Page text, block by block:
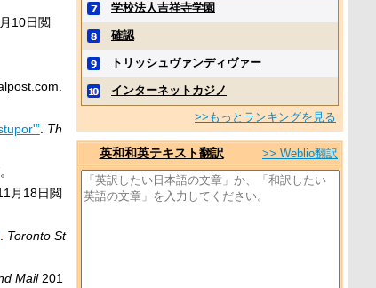
10日閲
. Th
月18日閲
. Toronto St
Mail 201
学校法人吉祥寺学園
確認
トリッシュヴァンディヴァー
インターネットカジノ
>>もっとランキングを見る
英和和英テキスト翻訳 >> Weblio翻訳